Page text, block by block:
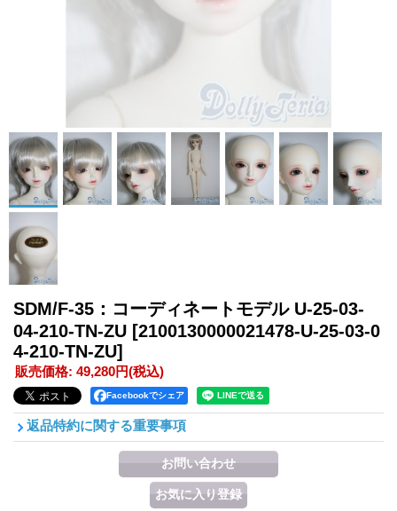
SDM/F-35：コーディネートモデル U-25-03-
04-210-TN-ZU [2100130000021478-U-25-03-0
4-210-TN-ZU]
販売価格: 49,280円(税込)
Facebookでシェア
返品特約に関する重要事項